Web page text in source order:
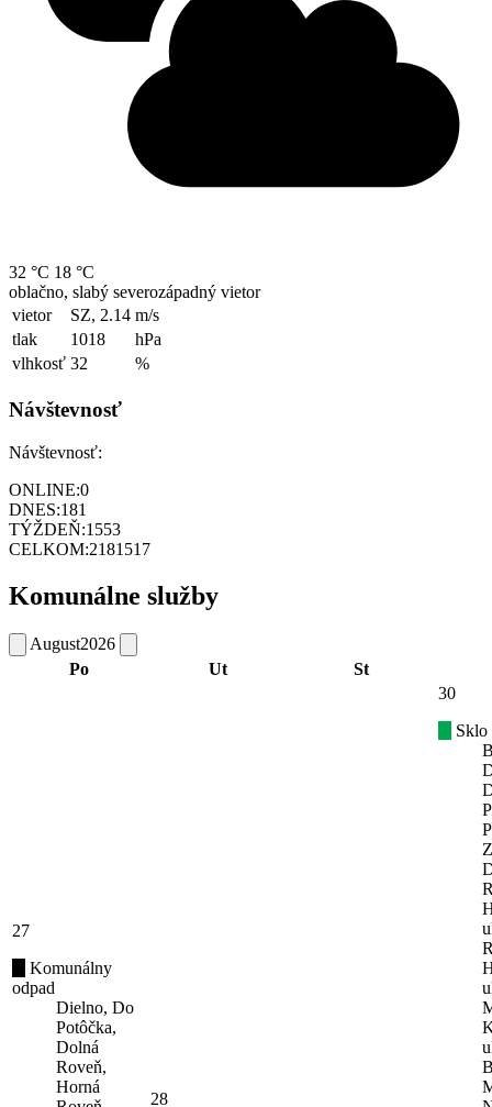
32 °C 18 °C
oblačno, slabý severozápadný vietor
vietor
SZ, 2.14 m/s
tlak
1018
hPa
vlhkosť 32 %
Návštevnosť
Návštevnosť:
ONLINE:0
DNES:181
TÝŽDEŇ:1553
CELKOM:2181517
Komunálne služby
August2026
Po
Ut St
27
Komunálny
odpad
Dielno, Do
Potôčka,
Dolná
Roveň,
Horná
28
30
Sklo